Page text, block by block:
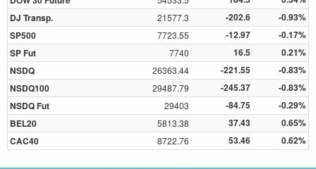
DJ Transp.
21577.3 -202.6
-0.93%
SP500
7723.55 -12.97
-0.17%
SP Fut
7740 16.5
0.21%
NSDQ
26363.44 -221.55
-0.83%
NSDQ100
29487.79 -245.37
-0.83%
NSDQ Fut
29403 -84.75
-0.29%
BEL20
5813.38 37.43
0.65%
CAC40
8722.76 53.46 0.62%